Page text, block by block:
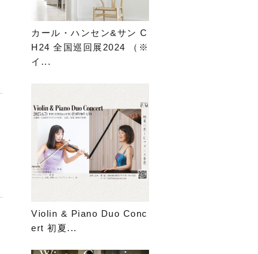
カール・ハンセン&サン C
H24 全国巡回展2024 （※
イ...
Violin & Piano Duo Conc
ert 初夏...